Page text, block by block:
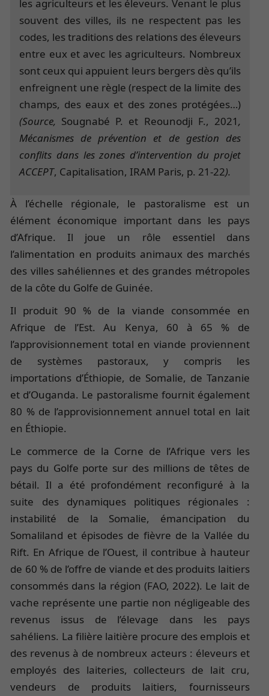
les agriculteurs et les éleveurs. Venant le plus
souvent des villes, ils ne respectent pas les
codes, les traditions des relations des éleveurs
entre eux et avec les agriculteurs. Nombreux
sont ceux qui appuient leurs bergers dès qu’ils
enfreignent une règle (respect de la limite des
champs, des eaux et des zones protégées…)
(Source, Sougnabé P. et Reounodji F., 2021,
Mécanismes de prévention et de gestion des
conflits dans les zones d’intervention du projet
ACCEPT, Capitalisation, IRAM Paris, p. 21-22).
À l’échelle régionale, le pastoralisme est un
élément économique important dans les pays
d’Afrique. Il joue un rôle essentiel dans
l’alimentation en produits animaux des marchés
des villes sahéliennes et des grandes métropoles
de la côte du Golfe de Guinée.
Il produit 90 % de la viande consommée en
Afrique de l’Est. Au Kenya, 60 à 65 % de
l’approvisionnement total en viande proviennent
de systèmes pastoraux, y compris les
importations d’Éthiopie, de Somalie, de Tanzanie
et d’Ouganda. Le pastoralisme fournit également
80 % de l’approvisionnement annuel total en lait
en Éthiopie.
Le commerce de la Corne de l’Afrique vers les
pays du Golfe porte sur des millions de têtes de
bétail. Il a été profondément reconfiguré à la
suite des dynamiques politiques régionales :
instabilité de la Somalie, émancipation du
Somaliland et épisodes de fièvre de la Vallée du
Rift. En Afrique de l’Ouest, il contribue à hauteur
de 60 % de l’offre de viande et des produits laitiers
consommés dans la région (FAO, 2022). Le lait de
vache représente une partie non négligeable des
revenus issus de l’élevage dans les pays
sahéliens. La filière laitière procure des emplois et
des revenus à de nombreux acteurs : éleveurs et
employés des laiteries, collecteurs de lait cru,
vendeurs de produits laitiers, fournisseurs